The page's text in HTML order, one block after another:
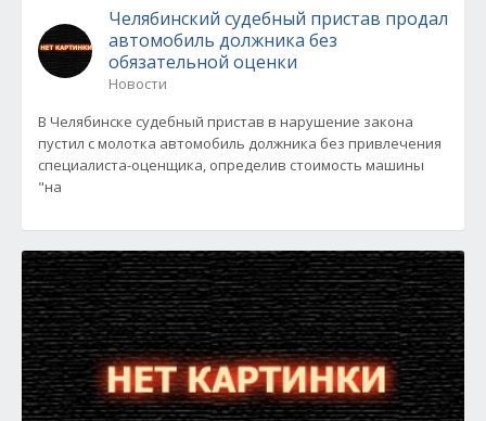
Челябинский судебный пристав продал
автомобиль должника без
обязательной оценки
Новости
В Челябинске судебный пристав в нарушение закона
пустил с молотка автомобиль должника без привлечения
специалиста-оценщика, определив стоимость машины
"на